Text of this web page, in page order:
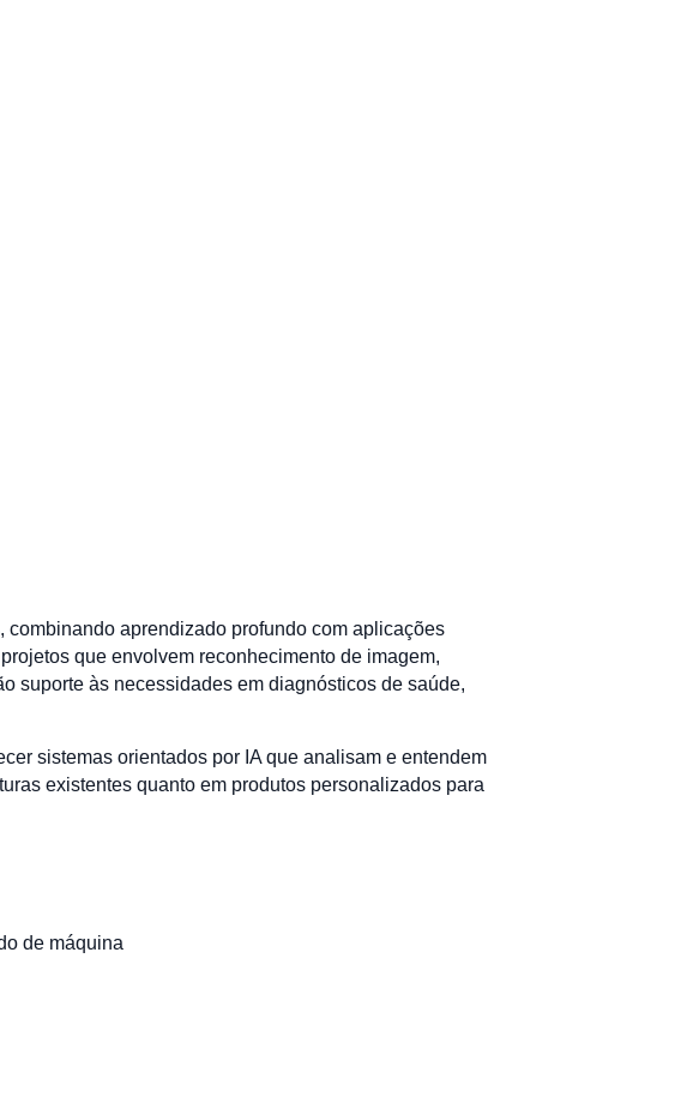
aprendizado profundo com aplicações
que envolvem reconhecimento de imagem,
suporte às necessidades em diagnósticos de saúde,
sistemas orientados por IA que analisam e entendem
existentes quanto em produtos personalizados para
de máquina